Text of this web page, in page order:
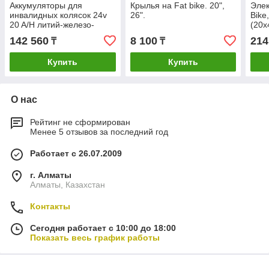
Аккумуляторы для
инвалидных колясок 24v
20 A/H литий-железо-
фосфатные+ зарядн. 24v.
Разм. 240 x 195 x 115 мм.
Вес 3.5 Кг. До 5 лет
142 560 ₸
Купить
Крылья на Fat bike. 20",
26".
8 100₸
Купить
О нас
Рейтинг не сформирован
Менее 5 отзывов за последний год
Работает с 26.07.2009
г. Алматы
Алматы, Казахстан
Контакты
Сегодня работает с 10:00 до 18:00
Показать весь график работы